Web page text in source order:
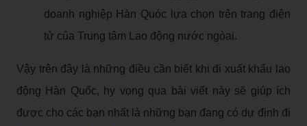
doanh nghiệp Hàn Quóc lựa chọn trên trang điện
tử của Trung tâm Lao động nước ngòai.
Vậy trên đây là những điều cần biết khi đi xuất khẩu lao
động Hàn Quốc, hy vọng qua bài viết này sẽ giúp ích
được cho các bạn nhất là những bạn đang có dự định đi